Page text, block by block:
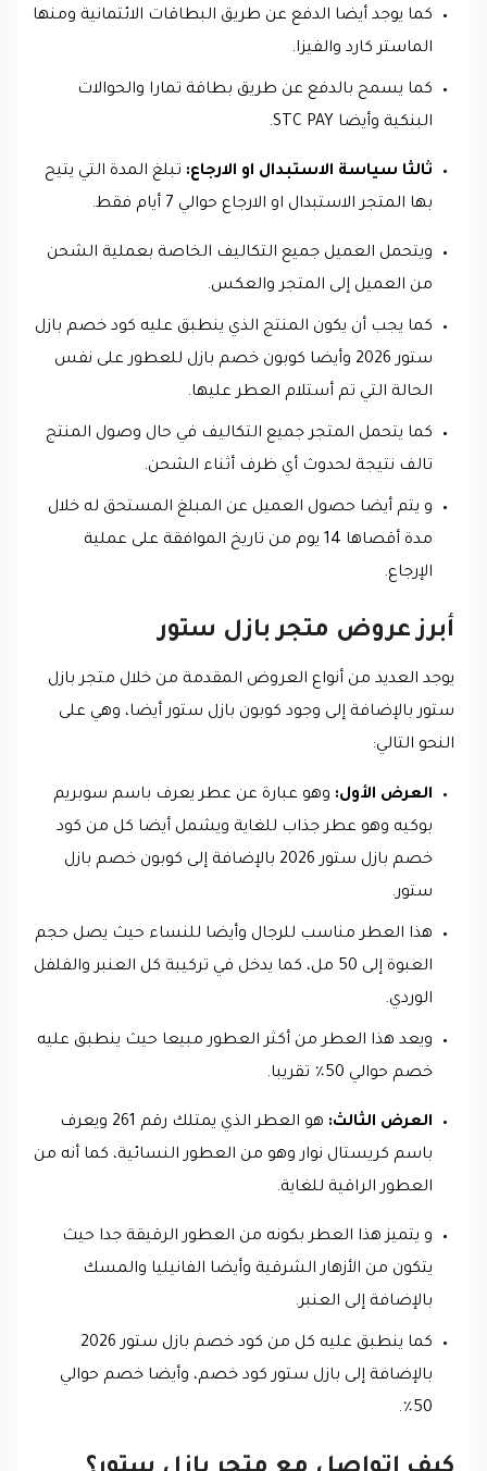
كما يوجد أيضا الدفع عن طريق البطاقات الائتمانية ومنها
الماستر كارد والفيزا.
كما يسمح بالدفع عن طريق بطاقة تمارا والحوالات
البنكية وأيضا STC PAY.
ثالثا سياسة الاستبدال او الارجاع: تبلغ المدة التي يتيح
بها المتجر الاستبدال او الارجاع حوالي 7 أيام فقط.
ويتحمل العميل جميع التكاليف الخاصة بعملية الشحن
من العميل إلى المتجر والعكس.
كما يجب أن يكون المنتج الذي ينطبق عليه كود خصم بازل
ستور 2026 وأيضا كوبون خصم بازل للعطور على نفس
الحالة التي تم أستلام العطر عليها.
كما يتحمل المتجر جميع التكاليف في حال وصول المنتج
تالف نتيجة لحدوث أي ظرف أثناء الشحن.
و يتم أيضا حصول العميل عن المبلغ المستحق له خلال
مدة أقصاها 14 يوم من تاريخ الموافقة على عملية
الإرجاع.
أبرز عروض متجر بازل ستور
يوجد العديد من أنواع العروض المقدمة من خلال متجر بازل
ستور بالإضافة إلى وجود كوبون بازل ستور أيضا، وهي على
النحو التالي:
العرض الأول: وهو عبارة عن عطر يعرف باسم سوبريم
بوكيه وهو عطر جذاب للغاية ويشمل أيضا كل من كود
خصم بازل ستور 2026 بالإضافة إلى كوبون خصم بازل
ستور.
هذا العطر مناسب للرجال وأيضا للنساء حيث يصل حجم
العبوة إلى 50 مل، كما يدخل في تركيبة كل العنبر والفلفل
الوردي.
ويعد هذا العطر من أكثر العطور مبيعا حيث ينطبق عليه
خصم حوالي 50٪ تقريبا.
العرض الثالث:
هو العطر الذي يمتلك رقم 261 ويعرف
باسم كريستال نوار وهو من العطور النسائية، كما أنه من
العطور الراقية للغاية.
و يتميز هذا العطر بكونه من العطور الرقيقة جدا حيث
يتكون من الأزهار الشرقية وأيضا الفانيليا والمسك
بالإضافة إلى العنبر.
كما ينطبق عليه كل من كود خصم بازل ستور 2026
بالإضافة إلى بازل ستور كود خصم، وأيضا خصم حوالي
50٪.